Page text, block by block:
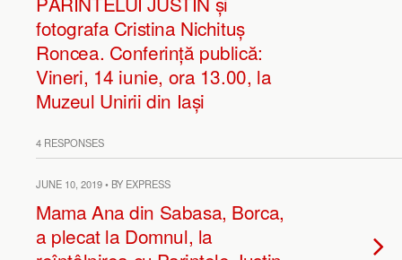
fotografa Cristina Nichituș
Roncea. Conferință publică:
Vineri, 14 iunie, ora 13.00, la
Muzeul Unirii din Iași
4 RESPONSES
JUNE 10, 2019 • BY EXPRESS
Mama Ana din Sabasa, Borca,
a plecat la Domnul, la